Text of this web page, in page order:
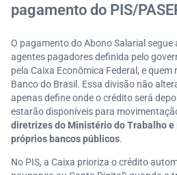
pagamento do PIS/
O pagamento do Abono Salarial
agentes pagadores definida pelo
pela Caixa Econômica Federal, e quem
Banco do Brasil. Essa divisão não
apenas define onde o crédito será
estarão disponíveis para
diretrizes do Ministério do Trabalho e
próprios bancos públicos.
No PIS, a Caixa prioriza o crédito